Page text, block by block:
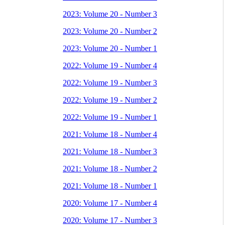
2023: Volume 20 - Number 3
2023: Volume 20 - Number 2
2023: Volume 20 - Number 1
2022: Volume 19 - Number 4
2022: Volume 19 - Number 3
2022: Volume 19 - Number 2
2022: Volume 19 - Number 1
2021: Volume 18 - Number 4
2021: Volume 18 - Number 3
2021: Volume 18 - Number 2
2021: Volume 18 - Number 1
2020: Volume 17 - Number 4
2020: Volume 17 - Number 3